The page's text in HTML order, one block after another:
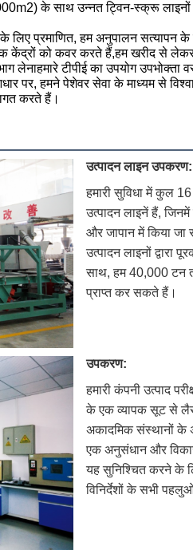
के साथ उन्नत ट्विन-स्क्रू लाइनों
लिए प्रमाणित, हम अनुपालन
को कवर करते हैं,हम खरीद से लेकर
लेनाहमारे टीपीई का उपयोग उपभोक्ता
पर, हमने पेशेवर सेवा के माध्यम से
करते हैं।
उत्पादन लाइन उपकरण:
हमारी सुविधा में कुल
उत्पादन लाइनें हैं,
और जापान में किया जा
उत्पादन लाइनों द्वारा
साथ, हम 40,000 टन
प्राप्त कर सकते हैं।
उपकरण:
हमारी कंपनी उत्पाद
के एक व्यापक सूट से
अकादमिक संस्थानों के
एक अनुसंधान और
यह सुनिश्चित करने के
विनिर्देशों के सभी